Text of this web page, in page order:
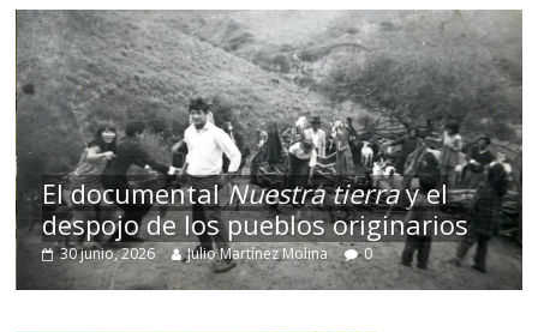
El documentalNuestra tierray el
despojo de los pueblos originarios
30 junio, 2026 Julio Martínez Molina 0